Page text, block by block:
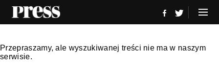
Przepraszamy, ale wyszukiwanej treści nie ma w naszym
serwisie.